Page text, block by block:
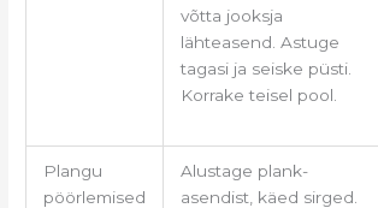
võtta jooksja
lähteasend. Astuge
tagasi ja seiske püsti.
Korrake teisel pool.
Plangu
pöörlemised
Alustage plank-
asendist, käed sirged.